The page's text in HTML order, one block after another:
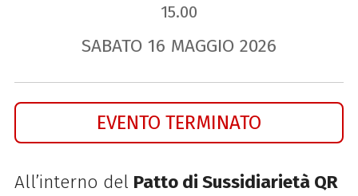
15.00
SABATO 16 MAGGIO 2026
EVENTO TERMINATO
All’interno del Patto di Sussidiarietà QR